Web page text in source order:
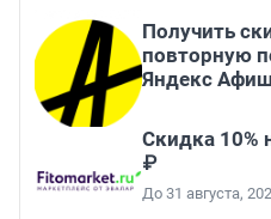
Получить
повторную
Яндекс
Скидка 10%
₽
До 31 августа,